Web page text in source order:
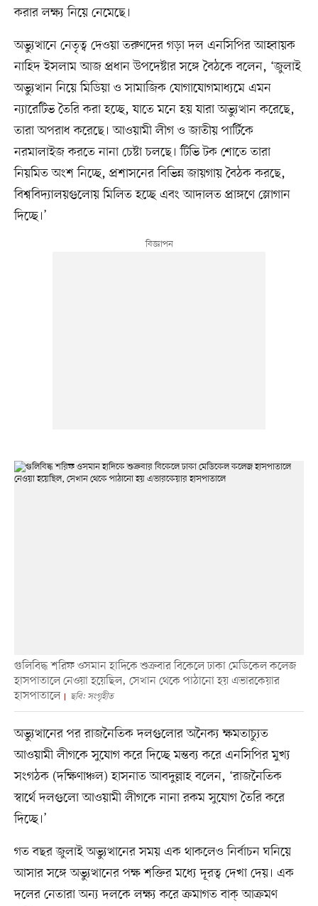
করার লক্ষ্য নিয়ে নেমেছে।
অভ্যুত্থানে নেতৃত্ব দেওয়া তরুণদের গড়া দল এনসিপির আহ্বায়ক
নাহিদ ইসলাম আজ প্রধান উপদেষ্টার সঙ্গে বৈঠকে বলেন, ‘জুলাই
অভ্যুত্থান নিয়ে মিডিয়া ও সামাজিক যোগাযোগমাধ্যমে এমন
ন্যারেটিভ তৈরি করা হচ্ছে, যাতে মনে হয় যারা অভ্যুত্থান করেছে,
তারা অপরাধ করেছে। আওয়ামী লীগ ও জাতীয় পার্টিকে
নরমালাইজ করতে নানা চেষ্টা চলছে। টিভি টক শোতে তারা
নিয়মিত অংশ নিচ্ছে, প্রশাসনের বিভিন্ন জায়গায় বৈঠক করছে,
বিশ্ববিদ্যালয়গুলোয় মিলিত হচ্ছে এবং আদালত প্রাঙ্গণে স্লোগান
দিচ্ছে।’
গুলিবিদ্ধ শরিফ ওসমান হাদিকে শুক্রবার বিকেলে ঢাকা মেডিকেল কলেজ
হাসপাতালে নেওয়া হয়েছিল, সেখান থেকে পাঠানো হয় এভারকেয়ার
হাসপাতালে
ছবি: সংগৃহীত
অভ্যুত্থানের পর রাজনৈতিক দলগুলোর অনৈক্য ক্ষমতাচ্যুত
আওয়ামী লীগকে সুযোগ করে দিচ্ছে মন্তব্য করে এনসিপির মুখ্য
সংগঠক (দক্ষিণাঞ্চল) হাসনাত আবদুল্লাহ বলেন, ‘রাজনৈতিক
স্বার্থে দলগুলো আওয়ামী লীগকে নানা রকম সুযোগ তৈরি করে
দিচ্ছে।’
গত বছর জুলাই অভ্যুত্থানের সময় এক থাকলেও নির্বাচন ঘনিয়ে
আসার সঙ্গে অভ্যুত্থানের পক্ষ শক্তির মধ্যে দূরত্ব দেখা দেয়। এক
দলের নেতারা অন্য দলকে লক্ষ্য করে ক্রমাগত বাক্‌ আক্রমণ